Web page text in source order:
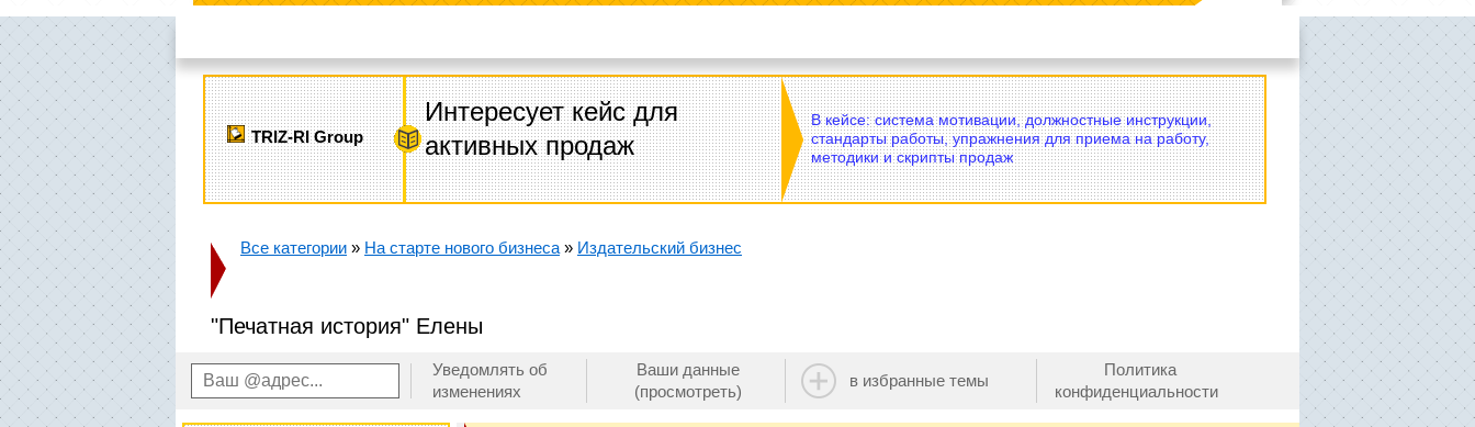
TRIZ-RI Group
Интересует кейс для
активных продаж
В кейсе: система мотивации, должностные инструкции,
стандарты работы, упражнения для приема на работу,
методики и скрипты продаж
Все категории » На старте нового бизнеса » Издательский бизнес
"Печатная история" Елены
Уведомлять об
изменениях
Ваши данные
(просмотреть)
в избранные темы
Политика
конфиденциальности